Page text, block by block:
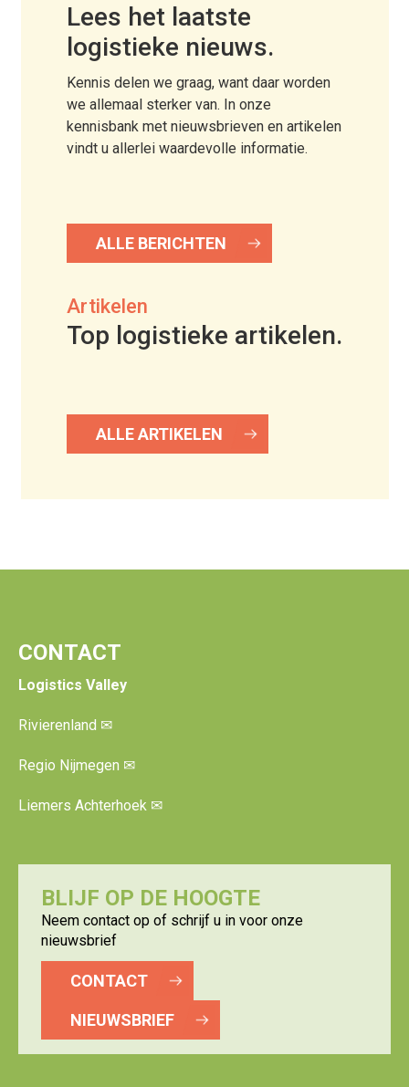
Lees het laatste
logistieke nieuws.
Kennis delen we graag, want daar worden
we allemaal sterker van. In onze
kennisbank met nieuwsbrieven en artikelen
vindt u allerlei waardevolle informatie.
ALLE BERICHTEN
Artikelen
Top logistieke artikelen.
ALLE ARTIKELEN
CONTACT
Logistics Valley
Rivierenland ✉
Regio Nijmegen ✉
Liemers Achterhoek ✉
BLIJF OP DE HOOGTE
Neem contact op of schrijf u in voor onze
nieuwsbrief
CONTACT
NIEUWSBRIEF